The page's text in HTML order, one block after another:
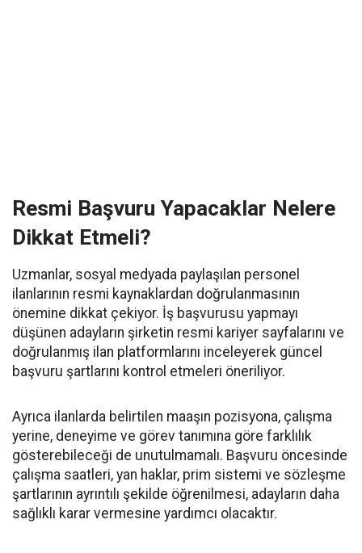
Resmi Başvuru Yapacaklar Nelere
Dikkat Etmeli?
Uzmanlar, sosyal medyada paylaşılan personel
ilanlarının resmi kaynaklardan doğrulanmasının
önemine dikkat çekiyor. İş başvurusu yapmayı
düşünen adayların şirketin resmi kariyer sayfalarını ve
doğrulanmış ilan platformlarını inceleyerek güncel
başvuru şartlarını kontrol etmeleri öneriliyor.
Ayrıca ilanlarda belirtilen maaşın pozisyona, çalışma
yerine, deneyime ve görev tanımına göre farklılık
gösterebileceği de unutulmamalı. Başvuru öncesinde
çalışma saatleri, yan haklar, prim sistemi ve sözleşme
şartlarının ayrıntılı şekilde öğrenilmesi, adayların daha
sağlıklı karar vermesine yardımcı olacaktır.